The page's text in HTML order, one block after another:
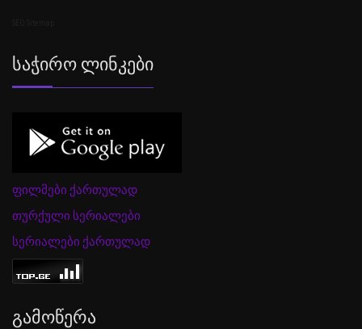
Საჭირო Ლინკები
ფილმები ქართულად
თურქული სერიალები
სერიალები ქართულად
Გამოწერა